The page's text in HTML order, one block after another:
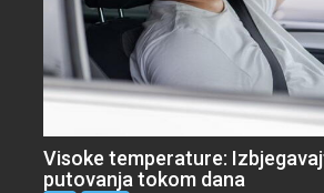
Visoke temperature:
putovanja tokom dana